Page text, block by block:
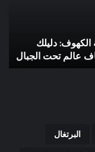
دليلك
عالم تحت الجبال
البرتغال